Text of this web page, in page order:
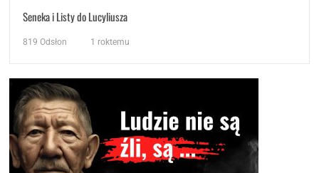
Seneka i Listy do Lucyliusza
819 Odsłon 1 roktemu